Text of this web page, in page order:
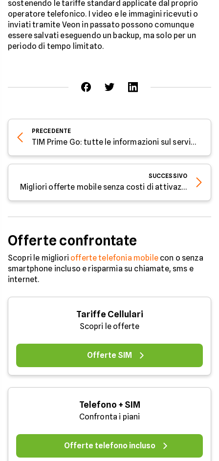
sostenendo le tariffe standard applicate dal proprio
operatore telefonico. I video e le immagini ricevuti o
inviati tramite Veon in passato possono comunque
essere salvati eseguendo un backup, ma solo per un
periodo di tempo limitato.
PRECEDENTE
TIM Prime Go: tutte le informazioni sul servizio
SUCCESSIVO
Migliori offerte mobile senza costi di attivazione
Offerte confrontate
Scopri le migliori offerte telefonia mobilecon o senza
smartphone incluso e risparmia su chiamate, sms e
internet.
Tariffe Cellulari
Scopri le offerte
Offerte SIM
Telefono + SIM
Confronta i piani
Offerte telefono incluso